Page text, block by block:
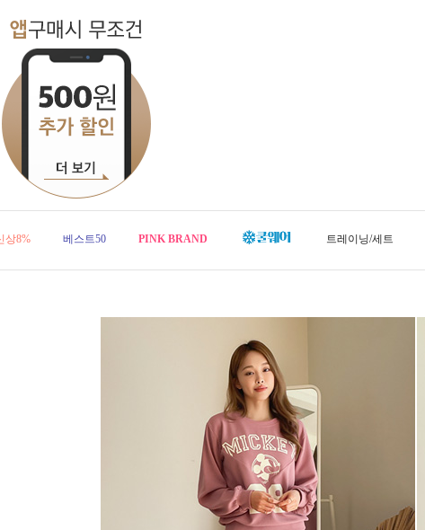
상8% 베스트50 PINK BRAND 트레이닝/세트